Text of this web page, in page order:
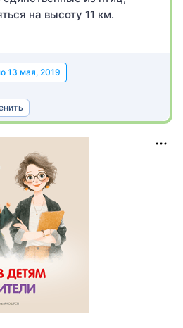
на высоту 11 км.
13 мая, 2019